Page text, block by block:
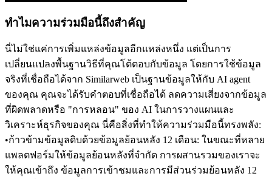
ทำไมความร่วมมือนี้ถึงสำคัญ
นี่ไม่ใช่แค่การเพิ่มแหล่งข้อมูลอีกแหล่งหนึ่ง แต่เป็นการ
เปลี่ยนแปลงพื้นฐานวิธีที่คุณโต้ตอบกับข้อมูล โดยการใช้ข้อมูล
จริงที่เชื่อถือได้จาก Similarweb เป็นฐานข้อมูลให้กับ AI agent
ของคุณ คุณจะได้รับคำตอบที่เชื่อถือได้ ลดความเสี่ยงจากข้อมูล
ที่ผิดพลาดหรือ "การหลอน" ของ AI ในการวางแผนและ
วิเคราะห์ธุรกิจของคุณ นี่คือสิ่งที่ทำให้ความร่วมมือนี้ทรงพลัง:
•ก้าวข้ามข้อมูลดิบด้วยข้อมูลย้อนหลัง 12 เดือน: ในขณะที่หลาย
แพลตฟอร์มให้ข้อมูลย้อนหลังที่จำกัด การผสานรวมของเราจะ
ให้คุณเข้าถึง ข้อมูลการเข้าชมและการมีส่วนร่วมย้อนหลัง 12